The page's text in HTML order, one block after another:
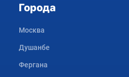
Города
Москва
Душанбе
Фергана